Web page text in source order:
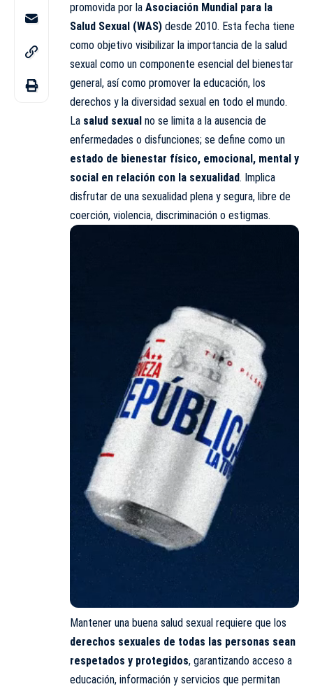
promovida por la Asociación Mundial para la
Salud Sexual (WAS) desde 2010. Esta fecha tiene
como objetivo visibilizar la importancia de la salud
sexual como un componente esencial del bienestar
general, así como promover la educación, los
derechos y la diversidad sexual en todo el mundo.
La salud sexual no se limita a la ausencia de
enfermedades o disfunciones; se define como un
estado de bienestar físico, emocional, mental y
social en relación con la sexualidad. Implica
disfrutar de una sexualidad plena y segura, libre de
coerción, violencia, discriminación o estigmas.
Mantener una buena salud sexual requiere que los
derechos sexuales de todas las personas sean
respetados y protegidos, garantizando acceso a
educación, información y servicios que permitan